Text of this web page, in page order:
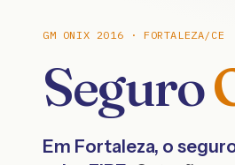
GM ONIX 2016 ·FORTALEZA/ CE
Seguro
Em Fortaleza, o